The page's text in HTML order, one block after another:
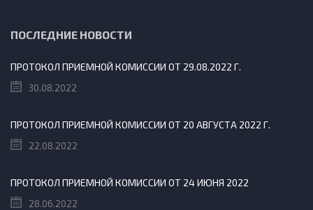
ПОСЛЕДНИЕ НОВОСТИ
ПРОТОКОЛ ПРИЕМНОЙ КОМИССИИ ОТ 29.08.2022 Г.
30.08.2022
ПРОТОКОЛ ПРИЕМНОЙ КОМИССИИ ОТ 20 АВГУСТА 2022 Г.
22.08.2022
ПРОТОКОЛ ПРИЕМНОЙ КОМИССИИ ОТ 24 ИЮНЯ 2022
28.06.2022